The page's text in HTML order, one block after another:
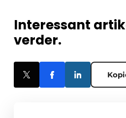
Interessant
verder.